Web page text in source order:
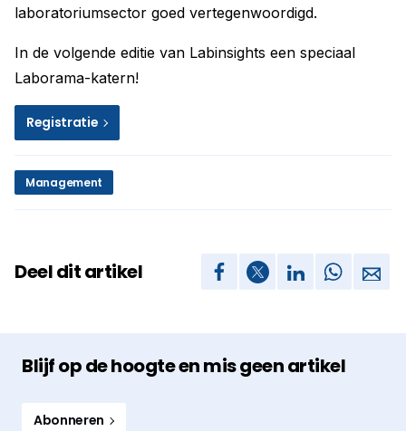
laboratoriumsector goed vertegenwoordigd.
In de volgende editie van Labinsights een speciaal
Laborama-katern!
Registratie
Management
Deel dit artikel
Blijf op de hoogte en mis geen artikel
Abonneren